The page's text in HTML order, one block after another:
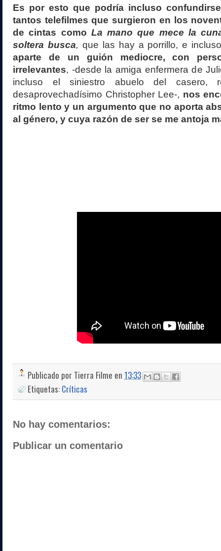
Es por esto que podría incluso
tantos telefilmes que surgieron en los
de cintas como La mano que mece la
soltera busca, que las hay a porrillo, e
aparte de un guión mediocre, con
irrelevantes, -desde la amiga enfermera de
incluso el siniestro abuelo del casero,
desaprovechadísimo Christopher Lee-, nos
ritmo lento y un argumento que no aporta
al género, y cuya razón de ser se me antoja
Publicado por Tierra Filme en 13:33
Etiquetas: Críticas
No hay comentarios:
Publicar un comentario